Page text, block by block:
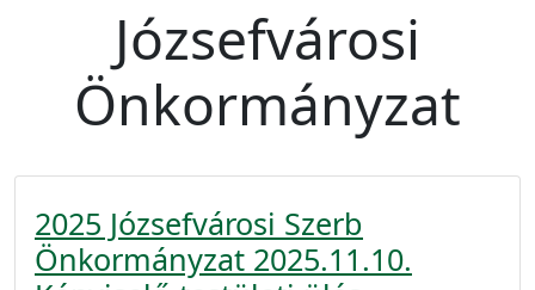
Józsefvárosi
Önkormányzat
2025 Józsefvárosi Szerb
Önkormányzat 2025.11.10.